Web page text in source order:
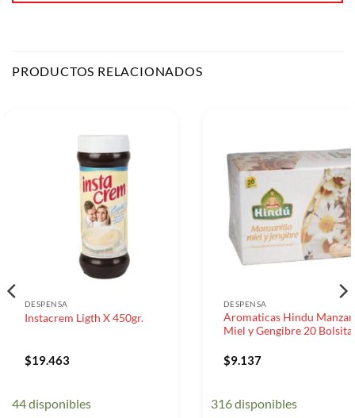
PRODUCTOS RELACIONADOS
DESPENSA
Instacrem Ligth X 450gr.
$19.463
44 disponibles
DESPENSA
Aromaticas Hindu
Miel y Gengibre 20
$9.137
316 disponibles